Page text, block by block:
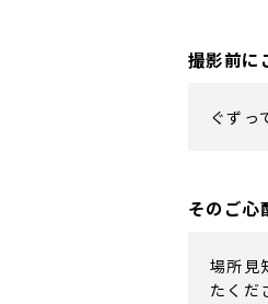
撮影前に
ぐずっ
そのご心
場所見
たくだ